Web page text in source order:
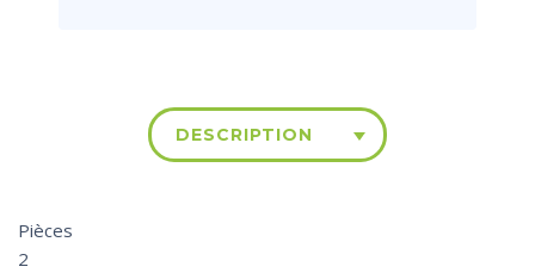
DESCRIPTION
Pièces
2